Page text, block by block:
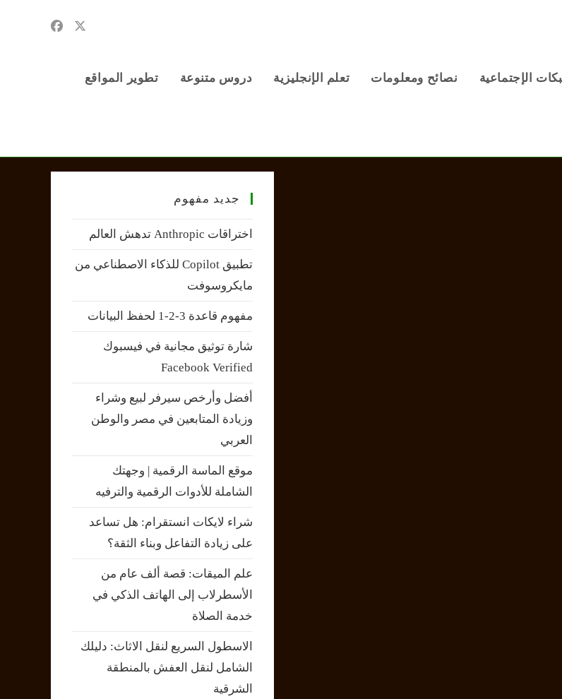
الإجتماعية نصائح ومعلومات تعلم الإنجليزية دروس متنوعة تطوير المواقع
جديد مفهوم
اختراقات Anthropic تدهش العالم
تطبيق Copilot للذكاء الاصطناعي من
مايكروسوفت
مفهوم قاعدة 3-2-1 لحفظ البيانات
شارة توثيق مجانية في فيسبوك
Facebook Verified
أفضل وأرخص سيرفر لبيع وشراء
وزيادة المتابعين في مصر والوطن
العربي
موقع الماسة الرقمية | وجهتك
الشاملة للأدوات الرقمية والترفيه
شراء لايكات انستقرام: هل تساعد
على زيادة التفاعل وبناء الثقة؟
علم الميقات: قصة ألف عام من
الأسطرلاب إلى الهاتف الذكي في
خدمة الصلاة
الاسطول السريع لنقل الاثاث: دليلك
الشامل لنقل العفش بالمنطقة
الشرقية